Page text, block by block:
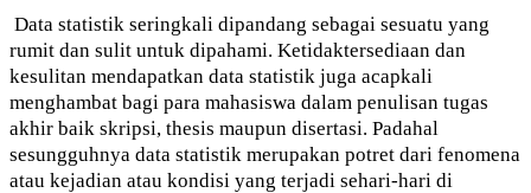
Data statistik seringkali dipandang sebagai sesuatu yang
rumit dan sulit untuk dipahami. Ketidaktersediaan dan
kesulitan mendapatkan data statistik juga acapkali
menghambat bagi para mahasiswa dalam penulisan tugas
akhir baik skripsi, thesis maupun disertasi. Padahal
sesungguhnya data statistik merupakan potret dari fenomena
atau kejadian atau kondisi yang terjadi sehari-hari di